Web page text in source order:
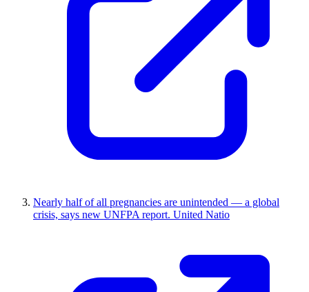
Nearly half of all pregnancies are unintended — a global
crisis, says new UNFPA report. United Natio